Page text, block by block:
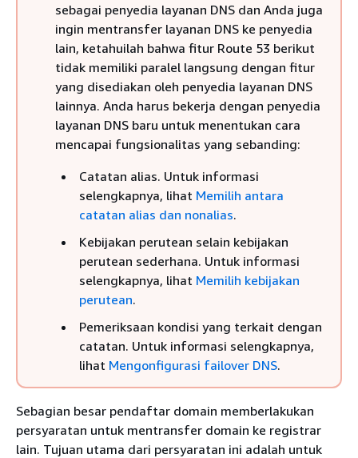
sebagai penyedia layanan DNS dan Anda juga
ingin mentransfer layanan DNS ke penyedia
lain, ketahuilah bahwa fitur Route 53 berikut
tidak memiliki paralel langsung dengan fitur
yang disediakan oleh penyedia layanan DNS
lainnya. Anda harus bekerja dengan penyedia
layanan DNS baru untuk menentukan cara
mencapai fungsionalitas yang sebanding:
Catatan alias. Untuk informasi
selengkapnya, lihat Memilih antara
catatan alias dan nonalias.
Kebijakan perutean selain kebijakan
perutean sederhana. Untuk informasi
selengkapnya, lihat Memilih kebijakan
perutean.
Pemeriksaan kondisi yang terkait dengan
catatan. Untuk informasi selengkapnya,
lihat Mengonfigurasi failover DNS.
Sebagian besar pendaftar domain memberlakukan
persyaratan untuk mentransfer domain ke registrar
lain. Tujuan utama dari persyaratan ini adalah untuk